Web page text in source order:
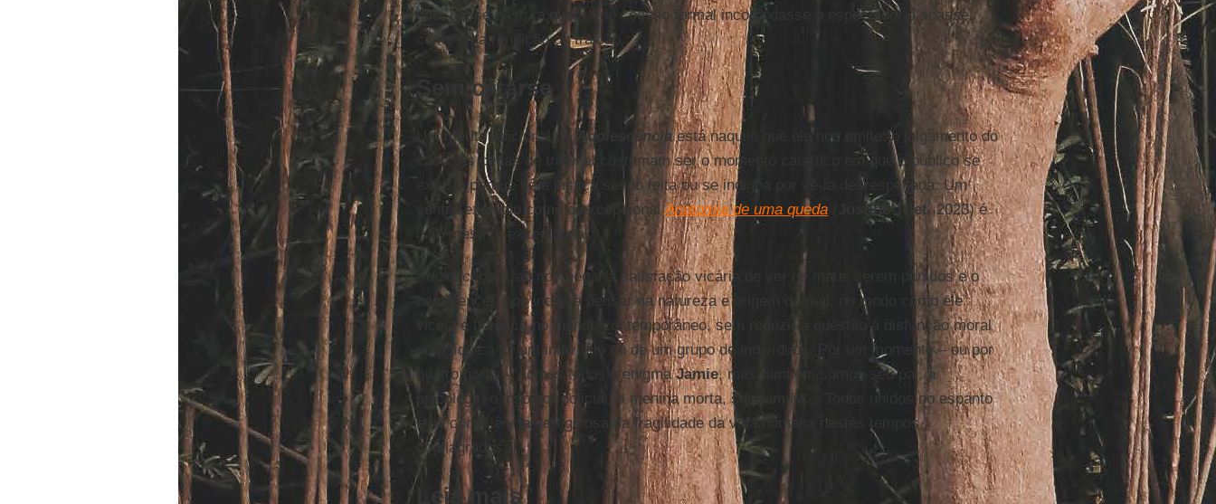
que, nesse caso, a quebra de coesão formal incomodasse o espectador e soasse
como uma rendição ou traição.
Sem catarse
Um mérito adicional deAdolescência está naquilo que ele nos omite: o julgamento do
caso. As cenas de tribunal costumam ser o momento catártico em que o público se
extasia porque vê a justiça sendo feita ou se indigna por vê-la desrespeitada. Um
contra-exemplo como o excepcionalAnatomia de uma queda( Justine Triet, 2023) é
isso mesmo: excepcional.
Adolescência
, ao nos negar a satisfação vicária de ver os maus serem punidos e o
bem vencer, nos incita a pensar na natureza e origem do mal, no modo como ele
viceja e floresce no mundo contemporâneo, sem reduzir a questão à disfunção moral
ou psíquica de um indivíduo ou de um grupo de indivíduos. Por um momento – ou por
quatro horas – somos todos o enigmaJamie, mas também somos seu pai, a
psicóloga, o inspetor policial, a menina morta, sua família… Todos unidos no espanto
e na consciência vertiginosa da fragilidade da vida humana nestes tempos
conflagrados.
Leia mais